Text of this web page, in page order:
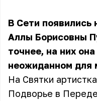
В Сети
Аллы Борисовны
точнее, на них
неожиданном для
На Святки
Подворье в